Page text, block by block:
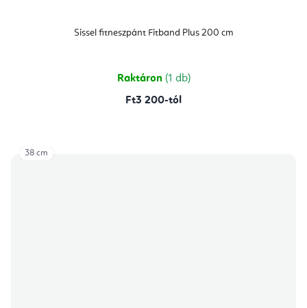
Sissel fitneszpánt Fitband Plus 200 cm
Raktáron (1 db)
Ft3 200-tól
38 cm